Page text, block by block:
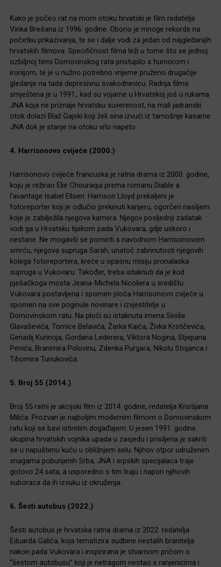
Kako je počeo rat na mom otoku hrvatski je film redatelja
Vinka Brešana iz 1996. godine. Oborio je mnoge rekorde na
početku prikazivanja, te se i dalje vodi za jedan od najgledanijih
hrvatskih filmova. Specifičnost filma leži u tome što se jednoj
ozbiljnoj temi Domovinskog rata pristupilo s humorom i
ironijom, te je u nužno potrebno vrijeme pruženo drugačije
gledanje na tada depresivnu svakodnevicu. Radnja filma
smještena je u 1991., kad su vojarne u Hrvatskoj još u rukama
JNA koja ne priznaje hrvatsku suverenost, na mali jadranski
otok dolazi Blaž Gajski koji želi sina izvući iz tamošnje kasarne
JNA dok je stanje na otoku vrlo napeto.
4. Harrisonovo cvijeće (2000.)
Harrisonovo cvijeće francuska je ratna drama iz 2000. godine,
koju je režirao Elie Chouraqui prema romanu Diable a
l’avantage Isabel Ellsen. Harrison Lloyd prekaljeni je
fotoreporter koji je odlučio prekinuti karijeru, ogorčen nasiljem
koje je zabilježila njegova kamera. Njegov posljednji zadatak
vodi ga u Hrvatsku tijekom pada Vukovara, gdje uskoro i
nestane. Ne mogavši se pomiriti s navodnom Harrisonovom
smrću, njegova supruga Sarah, unatoč zabrinutosti njegovih
kolega fotoreportera, kreće u opasnu misiju pronalaska
supruga u Vukovaru. Također, treba istaknuti da je kod
pješačkoga mosta Jeana-Michela Nicoliera u središtu
Vukovara postavljena i spomen ploča Harrisonovo cvijeće u
spomen na sve poginule novinare i izvjestitelje u
Domovinskom ratu. Na ploči su istaknuta imena Siniše
Glavaševića, Tomice Belavića, Žarka Kaića, Živka Krstičevića,
Genadij Kurinoja, Gordana Lederera, Viktora Nogina, Stjepana
Penića, Branimira Polovinu, Zdenka Purgara, Nikolu Stojanca i
Tihomira Tunukovića.
5. Broj 55 (2014.)
Broj 55 ratni je akcijski film iz 2014. godine, redatelja Kristijana
Milića. Prozvan je najboljim modernim filmom o Domovinskom
ratu koji se bavi istinitim događajem. U jesen 1991. godine
skupina hrvatskih vojnika upada u zasjedu i prisiljena je sakriti
se u napuštenu kuću u obližnjem selu. Njihov otpor udruženim
snagama pobunjenih Srba, JNA i srpskih specijalaca traje
gotovo 24 sata, a usporedno s tim traju i napori njihovih
suboraca da ih izvuku iz okruženja.
6. Šesti autobus (2022.)
Šesti autobus je hrvatska ratna drama iz 2022. redatelja
Eduarda Galića, koja tematizira sudbine nestalih branitelja
nakon pada Vukovara i inspirirana je stvarnom pričom o
“šestom autobusu” koji je netragom nestao s ranjenicima i